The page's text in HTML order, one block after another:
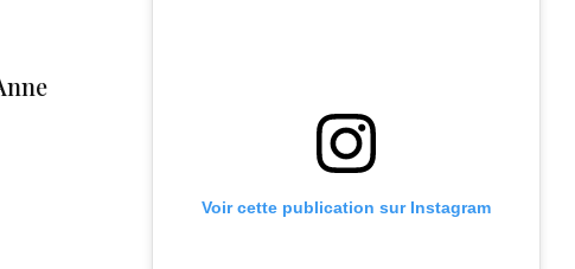
Voir cette publication sur Instagram